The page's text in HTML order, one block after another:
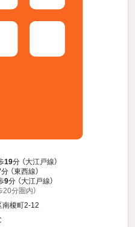
19分 （大江戸線）
分 （東西線）
9分 （大江戸線）
20分圏内）
南榎町2-12